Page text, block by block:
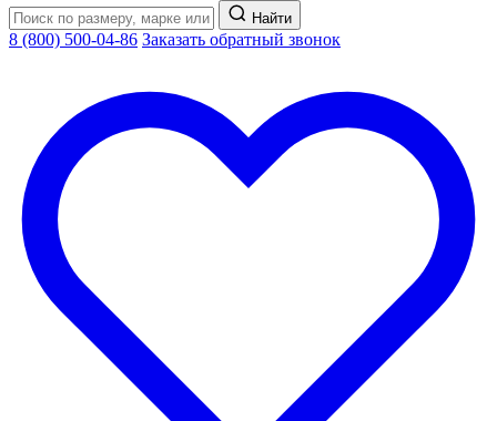
Найти
8 (800) 500-04-86 Заказать обратный звонок